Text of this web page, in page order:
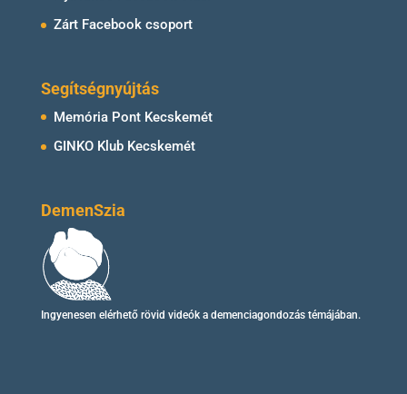
Zárt Facebook csoport
Segítségnyújtás
Memória Pont Kecskemét
GINKO Klub Kecskemét
DemenSzia
Ingyenesen elérhető rövid videóka demenciagondozás témájában.